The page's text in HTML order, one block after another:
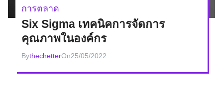
การตลาด
Six Sigma เทคนิคการจัดการ
คุณภาพในองค์กร
BythechetterOn25/05/2022